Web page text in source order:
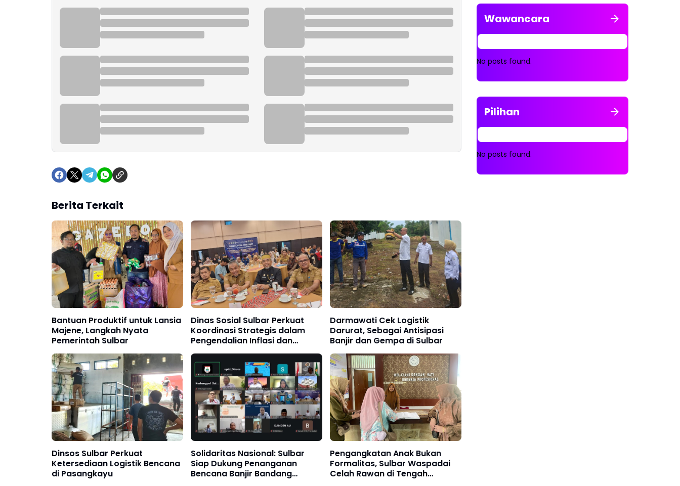
Berita Terkait
Bantuan Produktif untuk Lansia
Majene, Langkah Nyata
Pemerintah Sulbar
Dinas Sosial Sulbar Perkuat
Koordinasi Strategis dalam
Pengendalian Inflasi dan
Ketahanan Pangan
Darmawati Cek Logistik
Darurat, Sebagai Antisipasi
Banjir dan Gempa di Sulbar
Dinsos Sulbar Perkuat
Ketersediaan Logistik Bencana
di Pasangkayu
Solidaritas Nasional: Sulbar
Siap Dukung Penanganan
Bencana Banjir Bandang
Pengangkatan Anak Bukan
Formalitas, Sulbar Waspadai
Celah Rawan di Tengah
Wawancara
No posts found.
Pilihan
No posts found.